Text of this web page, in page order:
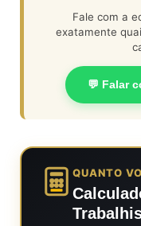
Fale com a
exatamente
💬 Falar
QUANTO